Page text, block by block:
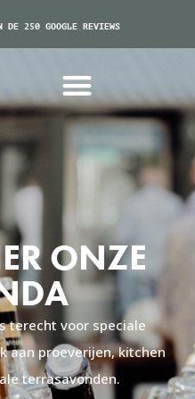
250 GOOGLE REVIEWS
ONZE
terecht voor speciale
aan proeverijen, kitchen
terrasavonden.